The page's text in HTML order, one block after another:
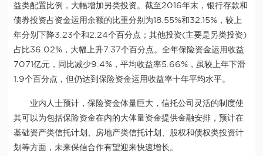
益类配置比例，大幅增加另类投资。截至2016年末，银行存款和
债券投资占资金运用余额的比重分别为18.55%和32.15%，较上
年分别下降3.23个和2.24个百分点；其他投资(主要是另类投资)
占比36.02%，大幅上升7.37个百分点。全年保险资金运用收益
7071亿元，同比减少9.4%，平均收益率5.66%，虽较上年下滑
1.9个百分点，但仍达到保险资金运用收益率十年平均水平。
业内人士预计，保险资金体量巨大，信托公司灵活的制度使
其可以为包括保险资金在内的大体量资金提供金融安排，预计在
基础资产类信托计划、房地产类信托计划、股权和债权类投资计
划等方面，未来保信合作有望迎来快速增长。